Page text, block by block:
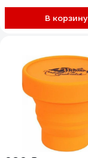
В корзину